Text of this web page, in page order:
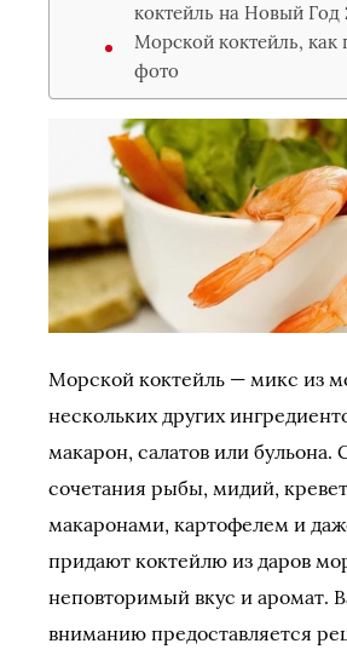
коктейль на Новый Год
Морской коктейль, как
фото
Морской коктейль — микс из
нескольких других
макарон, салатов или бульона.
сочетания рыбы, мидий,
макаронами, картофелем и
придают коктейлю из даров
неповторимый вкус и аромат.
вниманию предоставляется